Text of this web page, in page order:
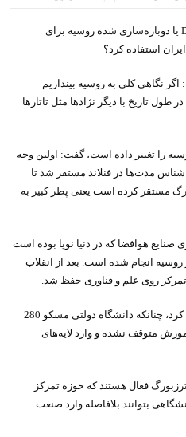
مرز چیلات دهلران می‌تواند مکمل مرز
در مرزهای خوزستان از مرز یک میلیون و ۴۲۸ هزار نفر گذشت
یک کارشناس مسائل روسیه با اشاره به ظرفیت خالی صنایع مهم Duplicate یا دوباره‌سازی شده روسیه برای
استفاده کرد؟
نگاهی کلی به روسیه بیندازیم
تاریخ با دیگر نژاد‌ها مثل تاتارها
را تغییر داده است، گفت: اولین وجه
مدت‌ها در فنلاند مستقر شد تا
مستقر کرده است یعنی پطر کبیر به
روسیه ادامه داد: آنها حتی قبل از انقلاب کمونیستی 1917 روی صنایع هوافضا که در دنیا نوپا بوده است
انجام شده است. بعد از انقلاب
وی اضافه کرد: پطر کبیر در قرن 17 دانشگاه‌های معتبری در روسیه تأسیس کرد، چنانکه دانشگاه دولتی مسکو 280
در بخش آموزش متوقف نشده و وارد لایه‌های
کازان و سنت پترزبورگ فعال هستند که حوزه تمرکز
بتوانند بلافاصله وارد صنعت